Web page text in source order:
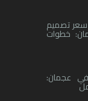
تصميم
خطوات
عجمان: